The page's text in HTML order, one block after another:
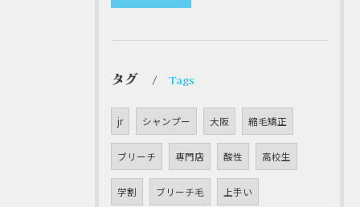
タグ Tags
jr シャンプー 大阪 縮毛矯正
ブリーチ 専門店 酸性 高校生
学割 ブリーチ毛 上手い